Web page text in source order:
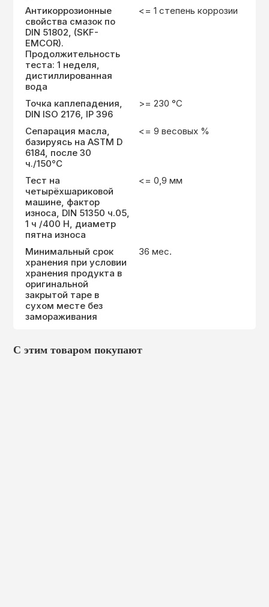
Антикоррозионные
свойства смазок по
DIN 51802, (SKF-
EMCOR).
Продолжительность
теста: 1 неделя,
дистиллированная
вода
<= 1 степень коррозии
Точка каплепадения,
DIN ISO 2176, IP 396
>= 230 °C
Сепарация масла,
базируясь на ASTM D
6184, после 30
ч./150°С
<= 9 весовых %
Тест на
четырёхшариковой
машине, фактор
износа, DIN 51350 ч.05,
1 ч /400 Н, диаметр
пятна износа
<= 0,9 мм
Минимальный срок
хранения при условии
хранения продукта в
оригинальной
закрытой таре в
сухом месте без
замораживания
36 мес.
С этим товаром покупают